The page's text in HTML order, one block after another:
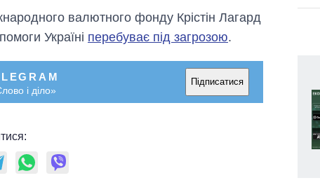
валютного фонду Крістін Лагард
Україні перебуває під загрозою.
і діло»
Підписатися
Скільки картоплі
вирощували в